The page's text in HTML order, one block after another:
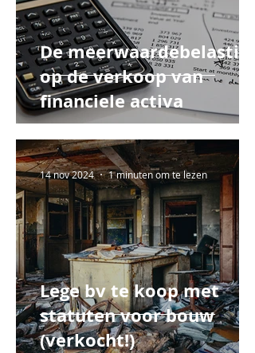
De meerwaardebelasting
op de verkoop van
financiele activa
Lege bv te koop met
statuten voor bouw
(verkocht!)
14 nov 2024 1 minuten om te lezen